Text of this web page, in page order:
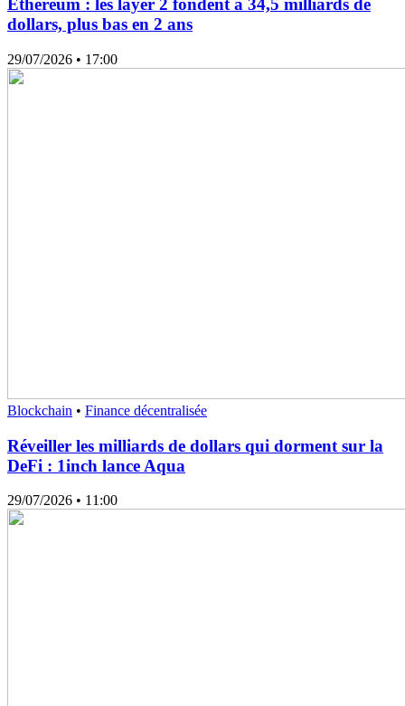
Ethereum : les layer 2 fondent à 34,5 milliards de
dollars, plus bas en 2 ans
29/07/2026 • 17:00
Blockchain • Finance décentralisée
Réveiller les milliards de dollars qui dorment sur la
DeFi : 1inch lance Aqua
29/07/2026 • 11:00